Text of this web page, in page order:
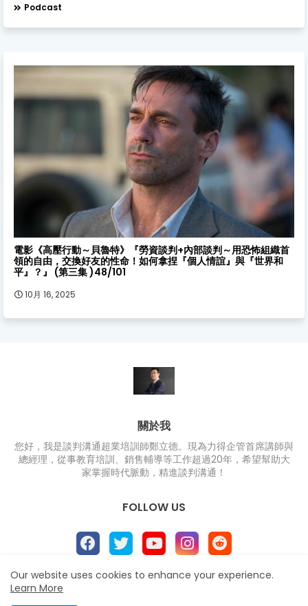
Podcast
談判電影
電影《高壓行動～貝魯特》『勞資談判+內部談判～用恐怖組織首
領的自由，交換好友的性命！如何拿捏『個人情誼』與『世界和
平』？』 (第三集 )48/101
10月 16, 2025
關於我
您好，我是談判溝通超業培訓師鄭立德。現為力得企管首席講師與
總經理，從事教育培訓、銷售輔導等工作超過20年，希望幫助大
家掌握時代脈動，精進談判溝通！
FOLLOW US
Our website uses cookies to enhance your experience.
Learn More